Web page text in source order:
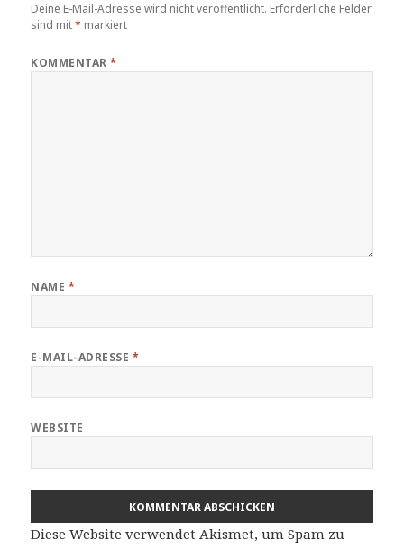
Deine E-Mail-Adresse wird nicht veröffentlicht. Erforderliche Felder
sind mit* markiert
KOMMENTAR*
NAME *
E-MAIL-ADRESSE *
WEBSITE
Diese Website verwendet Akismet, um Spam zu